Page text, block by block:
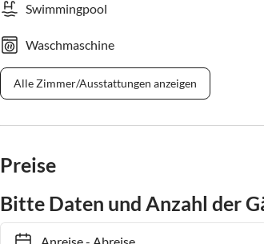
Swimmingpool
Waschmaschine
Alle Zimmer/Ausstattungen anzeigen
Preise
Bitte Daten und Anzahl der